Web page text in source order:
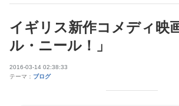
イギリス新作コメディ映
ル・ニール！」
2016-03-14 02:38:33
テーマ： ブログ